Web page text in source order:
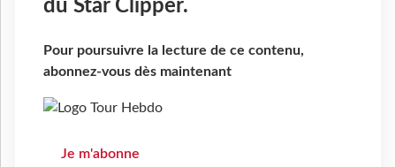
du Star Clipper.
Pour poursuivre la lecture de ce contenu,
abonnez-vous dès maintenant
Je m'abonne